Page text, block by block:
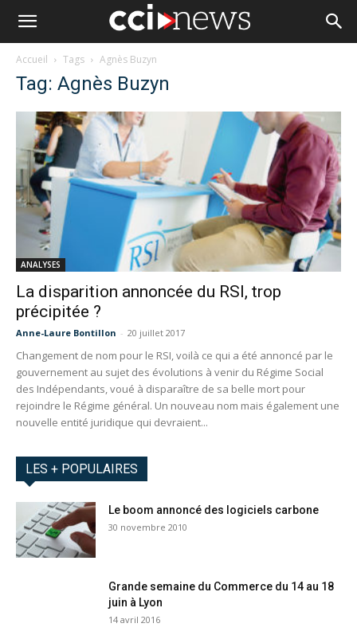
Accueil Tags Agnès Buzyn
Tag: Agnès Buzyn
ANALYSES
La disparition annoncée du RSI, trop
précipitée ?
Anne-Laure Bontillon - 20 juillet 2017
Changement de nom pour le RSI, voilà ce qui a été annoncé par le
gouvernement au sujet des évolutions à venir du Régime Social
des Indépendants, voué à disparaître de sa belle mort pour
rejoindre le Régime général. Un nouveau nom mais également une
nouvelle entité juridique qui devraient...
LES + POPULAIRES
Le boom annoncé des logiciels carbone
30 novembre 2010
Grande semaine du Commerce du 14 au 18
juin à Lyon
14 avril 2016